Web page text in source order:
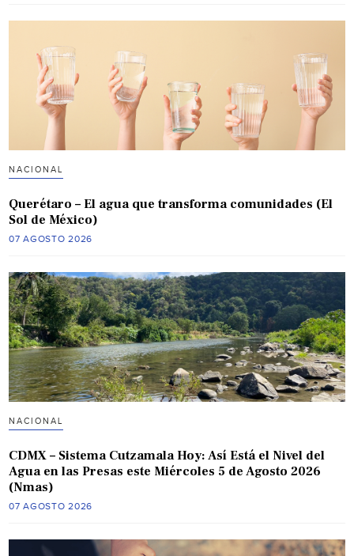
NACIONAL
Querétaro – El agua que transforma comunidades (El
Sol de México)
07 AGOSTO 2026
NACIONAL
CDMX – Sistema Cutzamala Hoy: Así Está el Nivel del
Agua en las Presas este Miércoles 5 de Agosto 2026
(Nmas)
07 AGOSTO 2026